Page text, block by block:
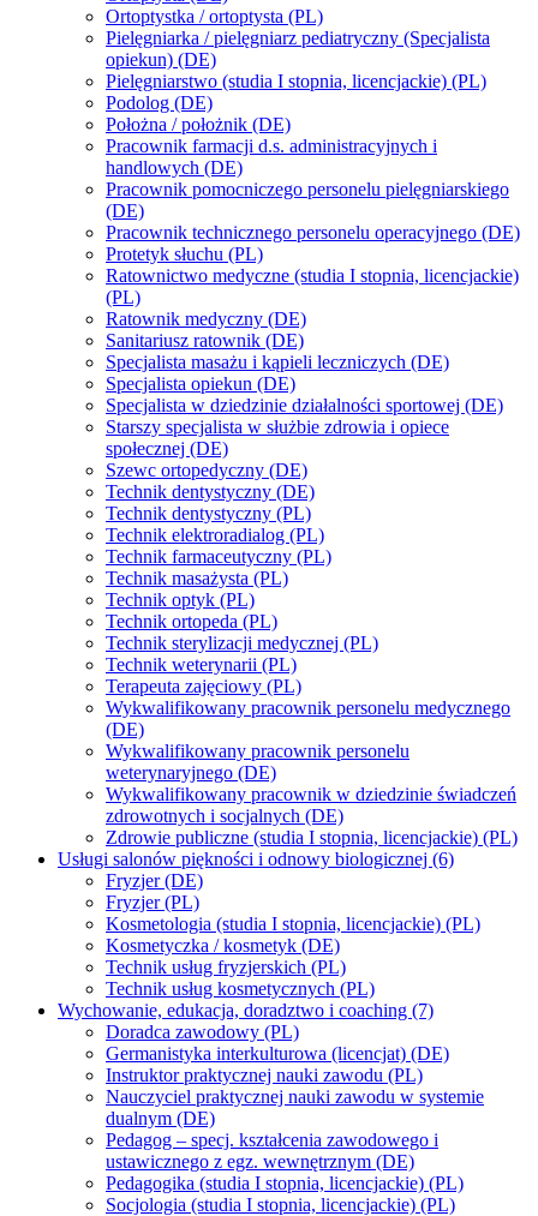
Ortoptystka / ortoptysta (PL)
Pielęgniarka / pielęgniarz pediatryczny (Specjalista
opiekun) (DE)
Pielęgniarstwo (studia I stopnia, licencjackie) (PL)
Podolog (DE)
Położna / położnik (DE)
Pracownik farmacji d.s. administracyjnych i
handlowych (DE)
Pracownik pomocniczego personelu pielęgniarskiego
(DE)
Pracownik technicznego personelu operacyjnego (DE)
Protetyk słuchu (PL)
Ratownictwo medyczne (studia I stopnia, licencjackie)
(PL)
Ratownik medyczny (DE)
Sanitariusz ratownik (DE)
Specjalista masażu i kąpieli leczniczych (DE)
Specjalista opiekun (DE)
Specjalista w dziedzinie działalności sportowej (DE)
Starszy specjalista w służbie zdrowia i opiece
społecznej (DE)
Szewc ortopedyczny (DE)
Technik dentystyczny (DE)
Technik dentystyczny (PL)
Technik elektroradialog (PL)
Technik farmaceutyczny (PL)
Technik masażysta (PL)
Technik optyk (PL)
Technik ortopeda (PL)
Technik sterylizacji medycznej (PL)
Technik weterynarii (PL)
Terapeuta zajęciowy (PL)
Wykwalifikowany pracownik personelu medycznego
(DE)
Wykwalifikowany pracownik personelu
weterynaryjnego (DE)
Wykwalifikowany pracownik w dziedzinie świadczeń
zdrowotnych i socjalnych (DE)
Zdrowie publiczne (studia I stopnia, licencjackie) (PL)
Usługi salonów piękności i odnowy biologicznej (6)
Fryzjer (DE)
Fryzjer (PL)
Kosmetologia (studia I stopnia, licencjackie) (PL)
Kosmetyczka / kosmetyk (DE)
Technik usług fryzjerskich (PL)
Technik usług kosmetycznych (PL)
Wychowanie, edukacja, doradztwo i coaching (7)
Doradca zawodowy (PL)
Germanistyka interkulturowa (licencjat) (DE)
Instruktor praktycznej nauki zawodu (PL)
Nauczyciel praktycznej nauki zawodu w systemie
dualnym (DE)
Pedagog – specj. kształcenia zawodowego i
ustawicznego z egz. wewnętrznym (DE)
Pedagogika (studia I stopnia, licencjackie) (PL)
Socjologia (studia I stopnia, licencjackie) (PL)